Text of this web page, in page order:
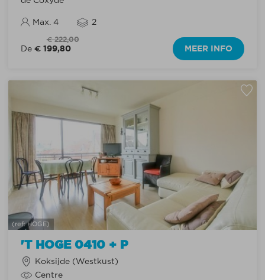
Max. 4 2
€ 222,00
De € 199,80 MEER INFO
'T HOGE 0410 + P
(ref: HOGE)
Koksijde (Westkust)
Centre